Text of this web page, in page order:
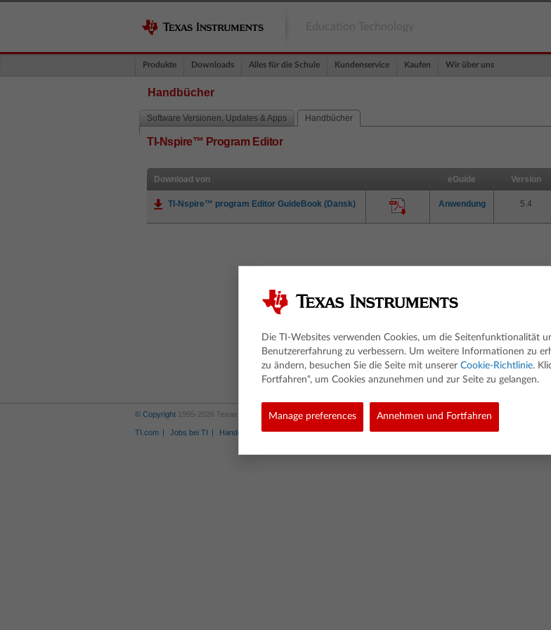
Produkte Downloads Alles für die Schule Kundenservice Kaufen Wir über uns
Handbücher
Software Versionen, Updates & Apps Handbücher
TI-Nspire™ Program Editor
Download von eGuide Version
TI-Nspire™ program Editor GuideBook (Dansk) Anwendung 5.4
© Copyright 1995-2026 Texas Instruments Incorporated. Alle Rechte vorbehalten.
TI.com Jobs bei TI Handelsmarke Privacy Policy Link Policy Richtlinie Für Softwaredaten Cookie Policy
Die TI-Websites verwenden Cookies, um die Seitenfunktionalität
Benutzererfahrung zu verbessern. Um weitere Informationen zu
zu ändern, besuchen Sie die Seite mit unserer Cookie-Richtlinie.
Fortfahren“, um Cookies anzunehmen und zur Seite zu gelangen.
Manage preferences Annehmen und Fortfahren